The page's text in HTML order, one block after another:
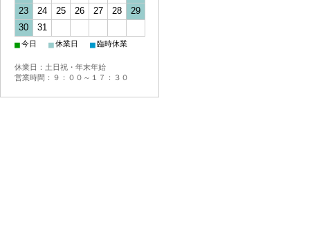
23
24 25 26 27 28
29
30
31
■今日 ■休業日 ■臨時休業
休業日：土日祝・年末年始
営業時間：９：００～１７：３０